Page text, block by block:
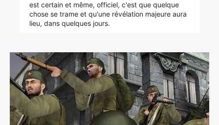
est certain et même, officiel, c'est que quelque
chose se trame et qu'une révélation majeure aura
lieu, dans quelques jours.